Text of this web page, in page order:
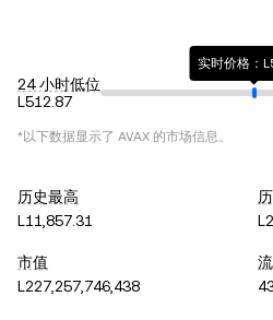
24 小时低位
L512.87
实时价格：
*以下数据显示了 AVAX 的市场信息。
历史最高
L11,857.31
市值
L227,257,746,438